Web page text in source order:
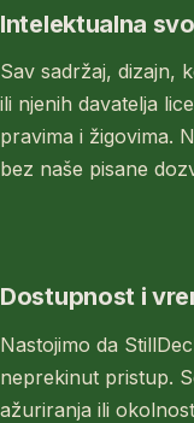
Intelektualna
Sav sadržaj, dizajn,
ili njenih davatelja
pravima i žigovima.
bez naše pisane
Dostupnost i
Nastojimo da
neprekinut pristup.
ažuriranja ili